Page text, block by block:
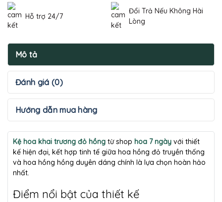
Hỗ trợ 24/7
Đổi Trả Nếu Không Hài
Lòng
Mô tả
Đánh giá (0)
Hướng dẫn mua hàng
Kệ hoa khai trương đỏ hồng từ shop hoa 7 ngày với thiết
kế hiện đại, kết hợp tinh tế giữa hoa hồng đỏ truyền thống
và hoa hồng hồng duyên dáng chính là lựa chọn hoàn hảo
nhất.
Điểm nổi bật của thiết kế